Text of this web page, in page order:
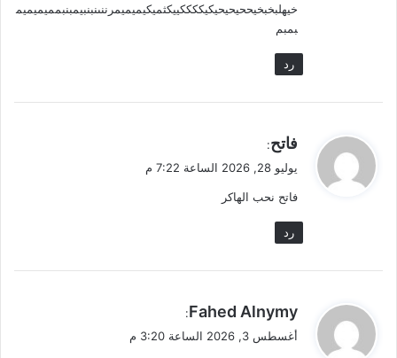
خيهلبخبخيححيحيحيكيككككييكثميكيميميمرننىنبنبيمبنبمميميميم
بمبم
رد
ي
ل
فاتح:
يوليو 28, 2026 الساعة 7:22 م
فاتح نحب الهاكر
رد
ي
ق
Fahed Alnymy
:
أغسطس 3, 2026 الساعة 3:20 م